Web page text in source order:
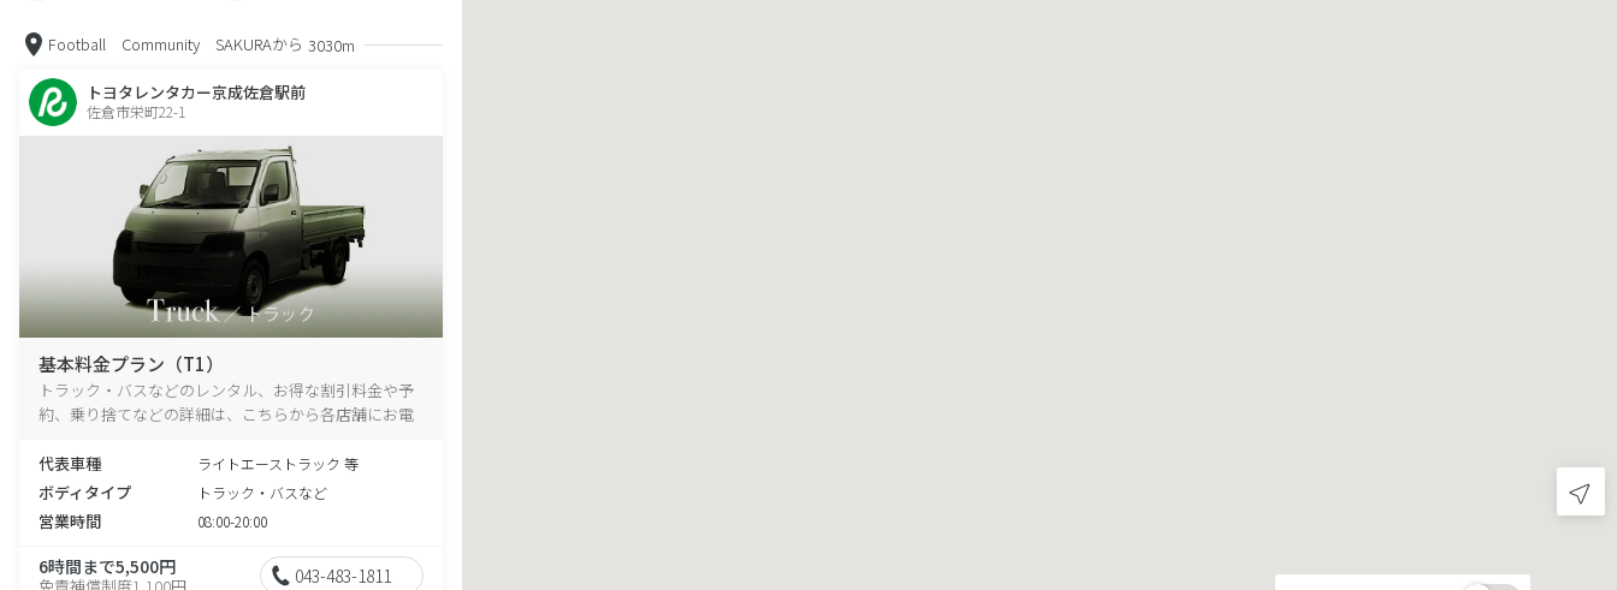
Football Community SAKURAから 3030m
トヨタレンタカー京成佐倉駅前
佐倉市栄町22-1
基本料金プラン（T1）
トラック・バスなどのレンタル、お得な割引料金や予
約、乗り捨てなどの詳細は、こちらから各店舗にお電
代表車種
ライトエーストラック 等
ボディタイプ トラック・バスなど
営業時間 08:00-20:00
6時間まで5,500円
免責補償制度1,100円 043-483-1811